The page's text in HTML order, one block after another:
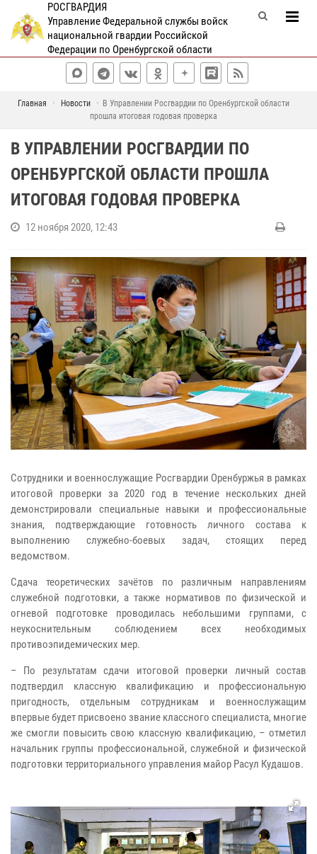
РОСГВАРДИЯ
Управление Федеральной службы войск
национальной гвардии Российской
Федерации по Оренбургской области
Главная Новости
В Управлении Росгвардии по Оренбургской области
прошла итоговая годовая проверка
В УПРАВЛЕНИИ РОСГВАРДИИ ПО
ОРЕНБУРГСКОЙ ОБЛАСТИ ПРОШЛА
ИТОГОВАЯ ГОДОВАЯ ПРОВЕРКА
12 ноября 2020, 12:43
Сотрудники и военнослужащие Росгвардии Оренбуржья в рамках
итоговой проверки за 2020 год в течение нескольких дней
демонстрировали специальные навыки и профессиональные
знания, подтверждающие готовность личного состава к
выполнению служебно-боевых задач, стоящих перед
ведомством.
Сдача теоретических зачётов по различным направлениям
служебной подготовки, а также нормативов по физической и
огневой подготовке проводилась небольшими группами, с
неукоснительным соблюдением всех необходимых
противоэпидемических мер.
– По результатам сдачи итоговой проверки личный состав
подтвердил классную квалификацию и профессиональную
пригодность, отдельным сотрудникам и военнослужащим
впервые будет присвоено звание классного специалиста, многие
же смогли повысить свою классную квалификацию, – отметил
начальник группы профессиональной, служебной и физической
подготовки территориального управления майор Расул Кудашов.